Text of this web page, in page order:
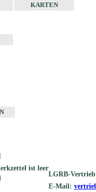
KARTEN
ist leer
LGRB-Vertrieb
E-Mail: